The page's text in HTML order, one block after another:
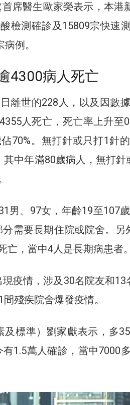
席醫生歐家榮表示，本港
檢測確診及15809宗快速
例。
4300病人死亡
離世的228人，以及因數
人死亡，死亡率上升至
70%。無打針或只打1針
其中年滿80歲病人，無打
男、97女，年齡19至107
需要長期住院或院舍。另
，當中4人是長期病患者。
疫情，涉及30名院友和13
殘疾院舍爆發疫情。
標準）劉家獻表示，多
1.5萬人確診，當中7000